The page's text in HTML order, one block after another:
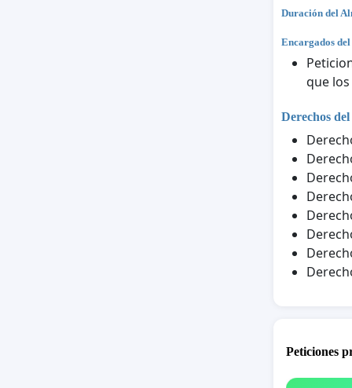
Duración del
Encargados
que
Derechos
Peticiones